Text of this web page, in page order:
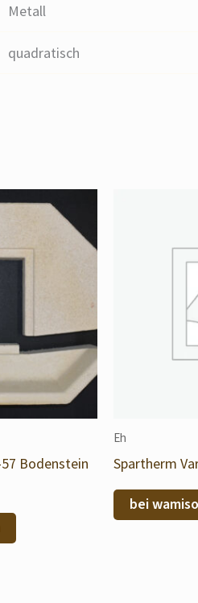
Metall
quadratisch
Bodenstein
Eh
Spartherm
bei